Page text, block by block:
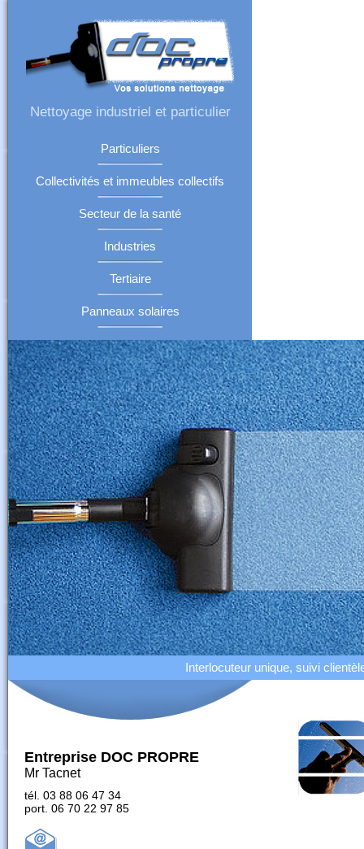
Nettoyage industriel et particulier
Particuliers
Collectivités et immeubles collectifs
Secteur de la santé
Industries
Tertiaire
Panneaux solaires
Interlocuteur unique, suivi
Entreprise DOC PROPRE
Mr Tacnet
tél. 03 88 06 47 34
port. 06 70 22 97 85